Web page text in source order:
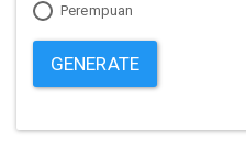
Perempuan
GENERATE